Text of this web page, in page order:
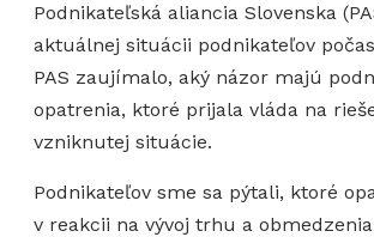
Podnikateľská aliancia Slovenska
aktuálnej situácii podnikateľov
PAS zaujímalo, aký názor majú
opatrenia, ktoré prijala vláda na
vzniknutej situácie.
Podnikateľov sme sa pýtali, ktoré
v reakcii na vývoj trhu a